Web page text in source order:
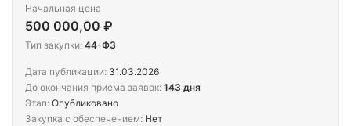
Начальная цена
500 000,00 ₽
Тип закупки: 44-ФЗ
Дата публикации: 31.03.2026
До окончания приема заявок: 143 дня
Этап: Опубликовано
Закупка с обеспечением: Нет